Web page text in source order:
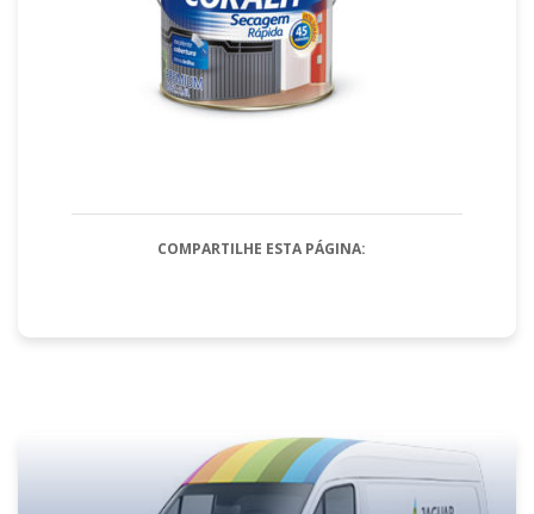
COMPARTILHE ESTA PÁGINA: